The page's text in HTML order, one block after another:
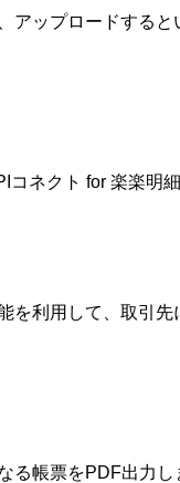
アップロードすると
ネクト for 楽楽明細
を利用して、取引先
る帳票をPDF出力し